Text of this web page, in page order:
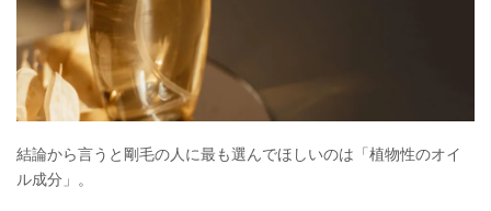
結論から言うと剛毛の人に最も選んでほしいのは「植物性のオイ
ル成分」。